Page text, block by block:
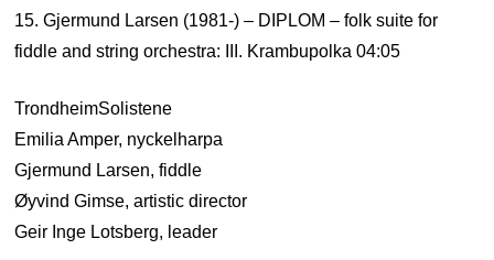
15. Gjermund Larsen (1981-) – DIPLOM – folk suite for
fiddle and string orchestra: III. Krambupolka 04:05
TrondheimSolistene
Emilia Amper, nyckelharpa
Gjermund Larsen, fiddle
Øyvind Gimse, artistic director
Geir Inge Lotsberg, leader